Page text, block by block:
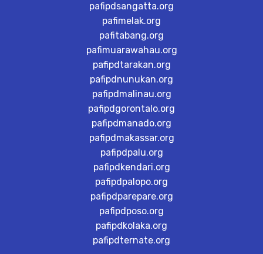
pafipdsangatta.org
pafimelak.org
pafitabang.org
pafimuarawahau.org
pafipdtarakan.org
pafipdnunukan.org
pafipdmalinau.org
pafipdgorontalo.org
pafipdmanado.org
pafipdmakassar.org
pafipdpalu.org
pafipdkendari.org
pafipdpalopo.org
pafipdparepare.org
pafipdposo.org
pafipdkolaka.org
pafipdternate.org